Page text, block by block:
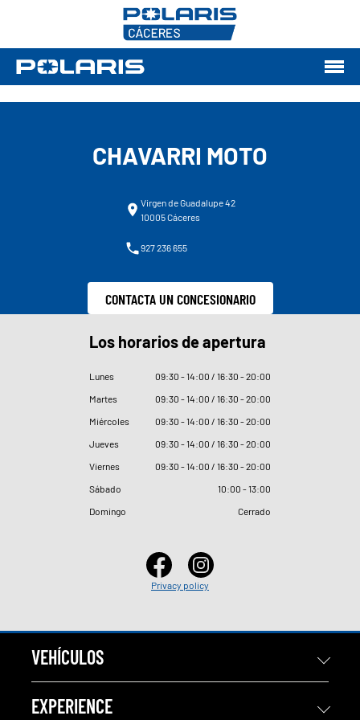
CHAVARRI MOTO
Virgen de Guadalupe 42
10005 Cáceres
927 236 655
CONTACTA UN CONCESIONARIO
Los horarios de apertura
Lunes 09:30 - 14:00 / 16:30 - 20:00
Martes
09:30 - 14:00 / 16:30 - 20:00
Miércoles
09:30 - 14:00 / 16:30 - 20:00
Jueves
09:30 - 14:00 / 16:30 - 20:00
Viernes
09:30 - 14:00 / 16:30 - 20:00
Sábado
10:00 - 13:00
Domingo
Cerrado
Privacy policy
VEHÍCULOS
EXPERIENCE